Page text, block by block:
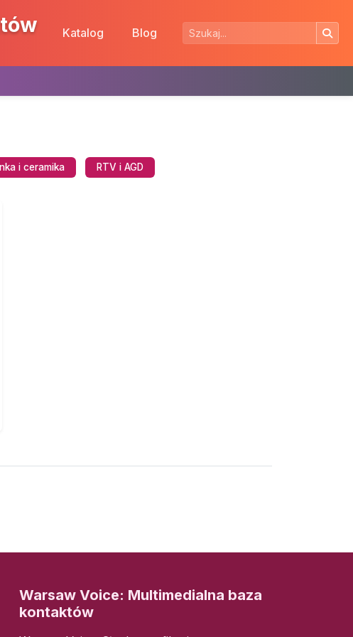
Katalog Blog
i ceramika RTV i AGD
Warsaw Voice: Multimedialna baza
kontaktów